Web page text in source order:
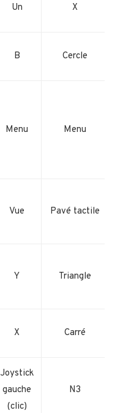
Un X
B Cercle
Menu Menu
Vue Pavé tactile
Y Triangle
X Carré
Joystick
gauche
(clic)
N3